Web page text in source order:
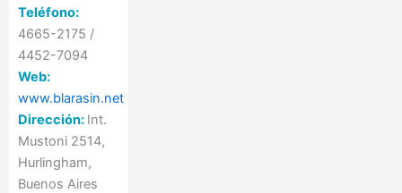
Teléfono:
4665-2175 /
4452-7094
Web:
www.blarasin.net
Dirección: Int.
Mustoni 2514,
Hurlingham,
Buenos Aires